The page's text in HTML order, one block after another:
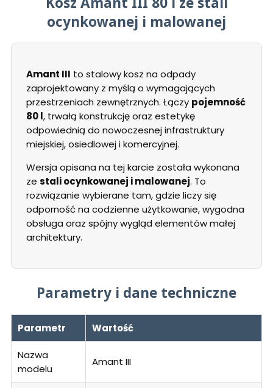
ocynkowanej i malowanej
Amant III to stalowy kosz na odpady
zaprojektowany z myślą o wymagających
przestrzeniach zewnętrznych. Łączy pojemność
80 l, trwałą konstrukcję oraz estetykę
odpowiednią do nowoczesnej infrastruktury
miejskiej, osiedlowej i komercyjnej.
Wersja opisana na tej karcie została wykonana
ze stali ocynkowanej i malowanej. To
rozwiązanie wybierane tam, gdzie liczy się
odporność na codzienne użytkowanie, wygodna
obsługa oraz spójny wygląd elementów małej
architektury.
Parametry i dane techniczne
Parametr Wartość
Nazwa
modelu
Amant III